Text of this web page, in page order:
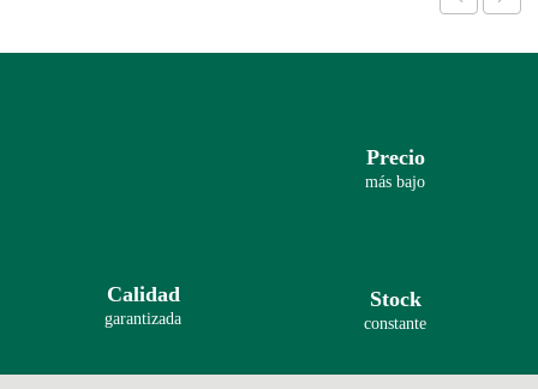
Precio
más bajo
Calidad
garantizada
Stock
constante